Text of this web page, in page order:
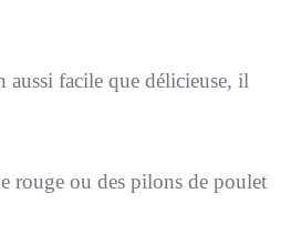
aussi facile que délicieuse, il
rouge ou des pilons de poulet